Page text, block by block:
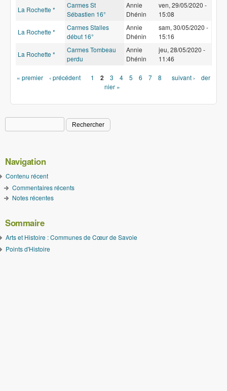
La Rochette *
Carmes St
Sébastien 16°
Annie
Dhénin
ven, 29/05/2020 -
15:08
La Rochette *
Carmes Stalles
début 16°
Annie
Dhénin
sam, 30/05/2020 -
15:16
La Rochette *
Carmes Tombeau
perdu
Annie
Dhénin
jeu, 28/05/2020 -
11:46
Pages
« premier ‹ précédent 1 2 3 4 5 6 7 8 suivant ›
der
nier »
Formulaire de recherche
Navigation
Contenu récent
Commentaires récents
Notes récentes
Sommaire
Arts et Histoire : Communes de Cœur de Savoie
Points d'Histoire